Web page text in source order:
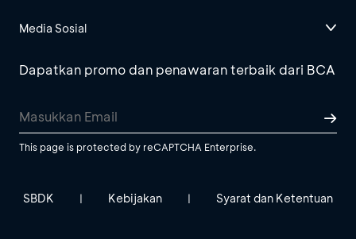
Media Sosial
Dapatkan promo dan penawaran terbaik dari BCA
This page is protected by reCAPTCHA Enterprise.
SBDK | Kebijakan | Syarat dan Ketentuan